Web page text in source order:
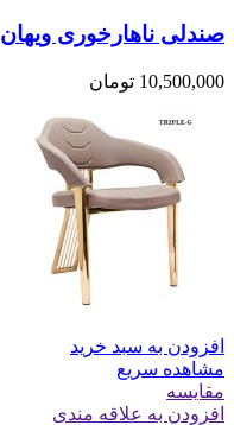
صندلی ناهارخوری ویهان Triple-C
10,500,000 تومان
افزودن به سبد خرید
مشاهده سریع
مقایسه
افزودن به علاقه مندی